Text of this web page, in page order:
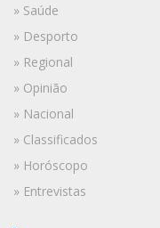
» Saúde
» Desporto
» Regional
» Opinião
» Nacional
» Classificados
» Horóscopo
» Entrevistas